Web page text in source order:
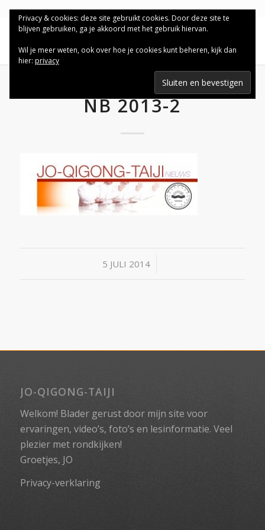
NB 2013-2
5 JULI 2014
/
JO-QIGONG-TAIJI
Welkom! Blader gerust door mijn site voor
ervaringen, video’s, foto’s en lesinformatie. Veel
plezier met rondkijken!
Groetjes, JO
Privacy-verklaring
Privacy & cookies: deze site gebruikt cookies. Door deze site te
blijven gebruiken, ga je akkoord met het gebruik hiervan.
Wil je meer weten, ook over hoe je cookies kunt beheren, kijk dan
hier: privacy